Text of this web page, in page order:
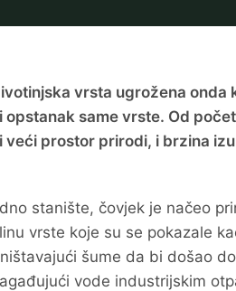
vrsta ugrožena
same vrste. Od
veći prostor prirodi, i brzina
stanište, čovjek je načeo
vrste koje su se pokazale
šume da bi došao
vode industrijskim